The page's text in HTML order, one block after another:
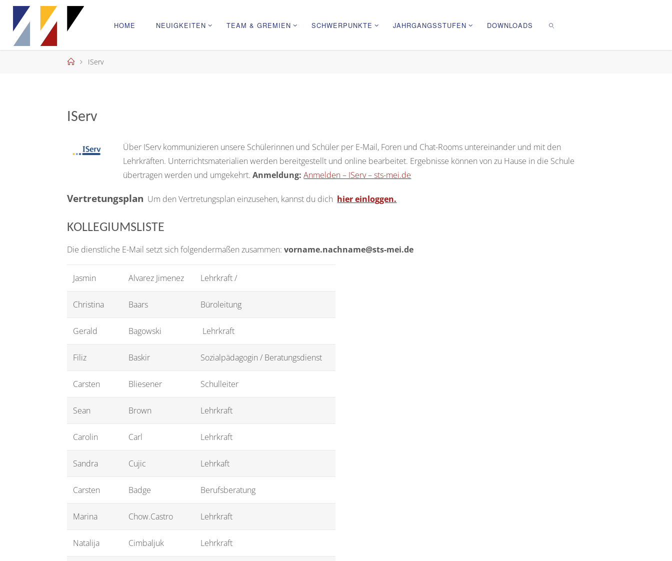
Skip
content
HOME NEUIGKEITEN TEAM & GREMIEN SCHWERPUNKTE JAHRGANGSSTUFEN DOWNLOADS
HomeIServ
IServ
Über IServ kommunizieren unsere Schülerinnen und Schüler per E-Mail, Foren und Chat-Rooms untereinander und mit den
Lehrkräften. Unterrichtsmaterialien werden bereitgestellt und online bearbeitet. Ergebnisse können von zu Hause in die Schule
übertragen werden und umgekehrt.Anmeldung: Anmelden – IServ – sts-mei.de
Vertretungsplan Um den Vertretungsplan einzusehen, kannst du dich hier einloggen.
KOLLEGIUMSLISTE
Die dienstliche E-Mail setzt sich folgendermaßen zusammen:vorname.nachname@sts-mei.de
Jasmin Alvarez Jimenez Lehrkraft /
Christina Baars Büroleitung
Gerald Bagowski Lehrkraft
Filiz Baskir Sozialpädagogin / Beratungsdienst
Carsten Bliesener Schulleiter
Sean Brown Lehrkraft
Carolin Carl Lehrkraft
Sandra Cujic Lehrkaft
Carsten Badge Berufsberatung
Marina Chow.Castro Lehrkraft
Natalija Cimbaljuk Lehrkraft